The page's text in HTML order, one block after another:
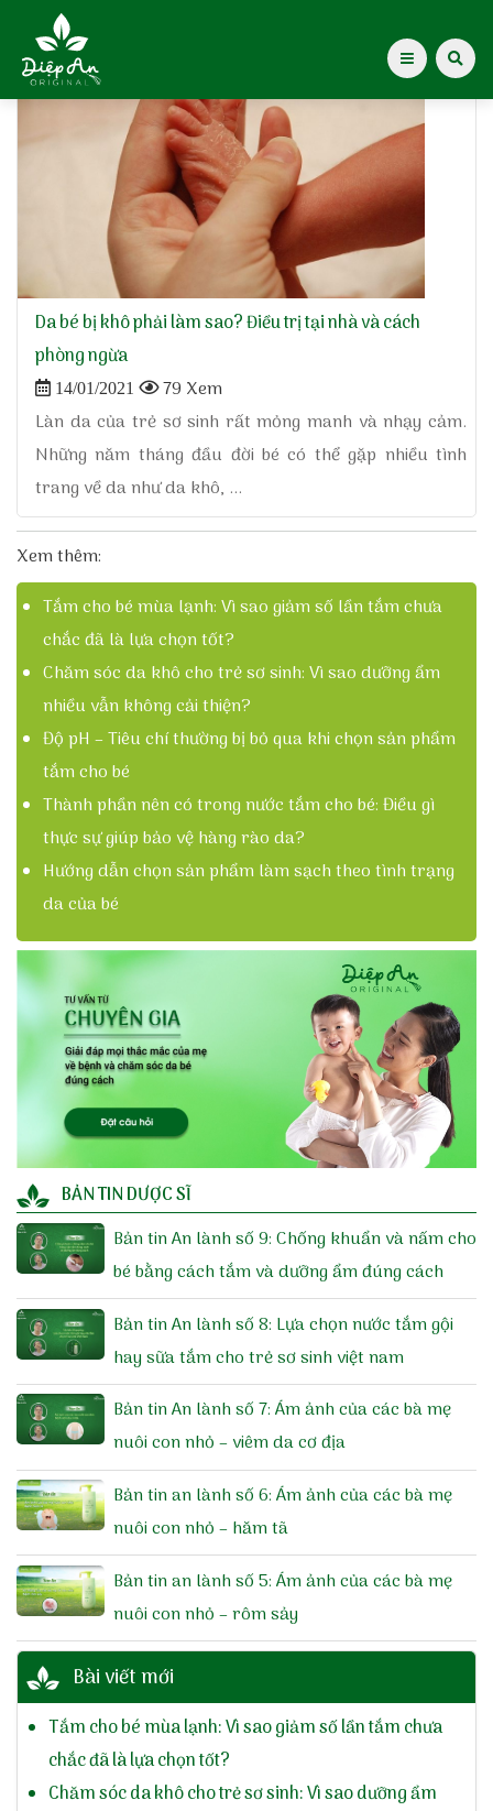
Giới thiệu Dược Khoa
Kiến thức cho mẹ
Tạp chí Diệp An Nhi
Tin tức
Điểm mua hàng
Home»
Da bé bị khô phải làm sao? Điều trị tại nhà và cách
phòng ngừa
14/01/2021
79 Xem
Làn da của trẻ sơ sinh rất mỏng manh và nhạy cảm.
Những năm tháng đầu đời bé có thể gặp nhiều tình
trang về da như da khô, ...
Xem thêm:
Tắm cho bé mùa lạnh: Vì sao giảm số lần tắm chưa
chắc đã là lựa chọn tốt?
Chăm sóc da khô cho trẻ sơ sinh: Vì sao dưỡng ẩm
nhiều vẫn không cải thiện?
Độ pH – Tiêu chí thường bị bỏ qua khi chọn sản phẩm
tắm cho bé
Thành phần nên có trong nước tắm cho bé: Điều gì
thực sự giúp bảo vệ hàng rào da?
Hướng dẫn chọn sản phẩm làm sạch theo tình trạng
da của bé
BẢN TIN DƯỢC SĨ
Bản tin An lành số 9: Chống khuẩn và nấm cho
bé bằng cách tắm và dưỡng ẩm đúng cách
Bản tin An lành số 8: Lựa chọn nước tắm gội
hay sữa tắm cho trẻ sơ sinh việt nam
Bản tin An lành số 7: Ám ảnh của các bà mẹ
nuôi con nhỏ – viêm da cơ địa
Bản tin an lành số 6: Ám ảnh của các bà mẹ
nuôi con nhỏ – hăm tã
Bản tin an lành số 5: Ám ảnh của các bà mẹ
nuôi con nhỏ – rôm sảy
Bài viết mới
Tắm cho bé mùa lạnh: Vì sao giảm số lần tắm chưa
chắc đã là lựa chọn tốt?
Chăm sóc da khô cho trẻ sơ sinh: Vì sao dưỡng ẩm